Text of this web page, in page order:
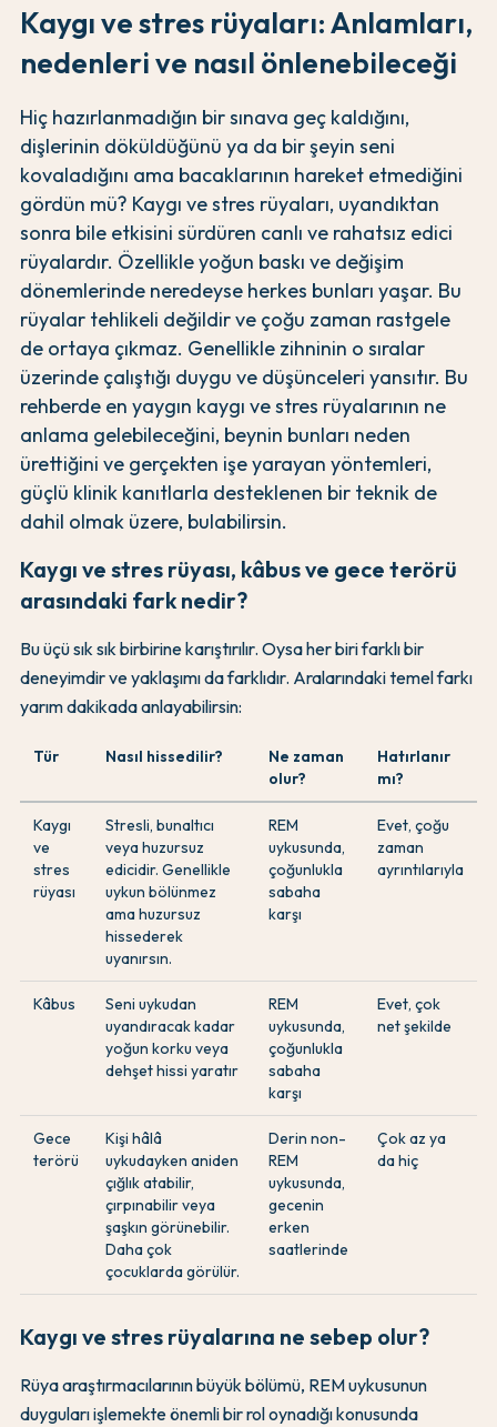
Kaygı ve stres rüyaları: Anlamları,
nedenleri ve nasıl önlenebileceği
Hiç hazırlanmadığın bir sınava geç kaldığını,
dişlerinin döküldüğünü ya da bir şeyin seni
kovaladığını ama bacaklarının hareket etmediğini
gördün mü? Kaygı ve stres rüyaları, uyandıktan
sonra bile etkisini sürdüren canlı ve rahatsız edici
rüyalardır. Özellikle yoğun baskı ve değişim
dönemlerinde neredeyse herkes bunları yaşar. Bu
rüyalar tehlikeli değildir ve çoğu zaman rastgele
de ortaya çıkmaz. Genellikle zihninin o sıralar
üzerinde çalıştığı duygu ve düşünceleri yansıtır. Bu
rehberde en yaygın kaygı ve stres rüyalarının ne
anlama gelebileceğini, beynin bunları neden
ürettiğini ve gerçekten işe yarayan yöntemleri,
güçlü klinik kanıtlarla desteklenen bir teknik de
dahil olmak üzere, bulabilirsin.
Kaygı ve stres rüyası, kâbus ve gece terörü
arasındaki fark nedir?
Bu üçü sık sık birbirine karıştırılır. Oysa her biri farklı bir
deneyimdir ve yaklaşımı da farklıdır. Aralarındaki temel farkı
yarım dakikada anlayabilirsin:
Tür Nasıl hissedilir?
Ne zaman
olur?
Hatırlanır
mı?
Kaygı
ve
stres
rüyası
Stresli, bunaltıcı
veya huzursuz
edicidir. Genellikle
uykun bölünmez
ama huzursuz
hissederek
uyanırsın.
REM
uykusunda,
çoğunlukla
sabaha
karşı
Evet, çoğu
zaman
ayrıntılarıyla
Kâbus
Seni uykudan
uyandıracak kadar
yoğun korku veya
dehşet hissi yaratır
REM
uykusunda,
çoğunlukla
sabaha
karşı
Evet, çok
net şekilde
Gece
terörü
Kişi hâlâ
uykudayken aniden
çığlık atabilir,
çırpınabilir veya
şaşkın görünebilir.
Daha çok
çocuklarda görülür.
Derin non-
REM
uykusunda,
gecenin
erken
saatlerinde
Çok az ya
da hiç
Kaygı ve stres rüyalarına ne sebep olur?
Rüya araştırmacılarının büyük bölümü, REM uykusunun
duyguları işlemekte önemli bir rol oynadığı konusunda